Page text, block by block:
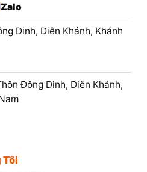
Zalo
Dinh, Diên Khánh, Khánh
Đông Dinh, Diên Khánh,
Tôi